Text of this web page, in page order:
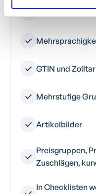
GTIN und
Mehrstufige
Artikelbilder
Preisgruppen,
Zuschlägen,
In Checklisten